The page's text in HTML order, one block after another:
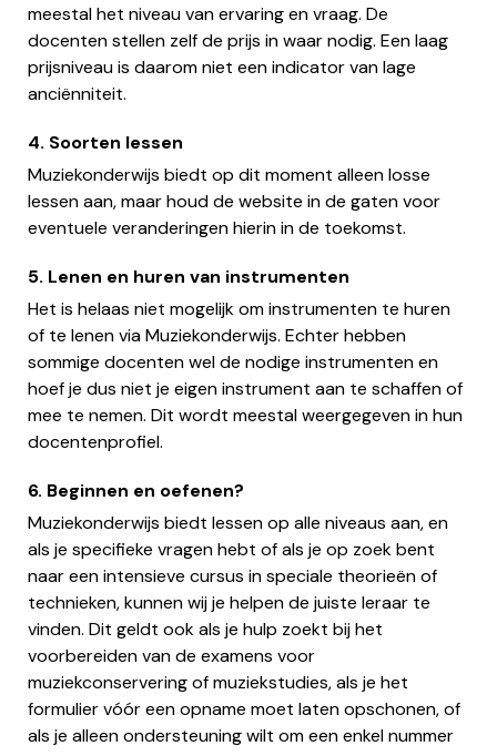
meestal het niveau van ervaring en vraag. De
docenten stellen zelf de prijs in waar nodig. Een laag
prijsniveau is daarom niet een indicator van lage
anciënniteit.
4. Soorten lessen
Muziekonderwijs biedt op dit moment alleen losse
lessen aan, maar houd de website in de gaten voor
eventuele veranderingen hierin in de toekomst.
5. Lenen en huren van instrumenten
Het is helaas niet mogelijk om instrumenten te huren
of te lenen via Muziekonderwijs. Echter hebben
sommige docenten wel de nodige instrumenten en
hoef je dus niet je eigen instrument aan te schaffen of
mee te nemen. Dit wordt meestal weergegeven in hun
docentenprofiel.
6. Beginnen en oefenen?
Muziekonderwijs biedt lessen op alle niveaus aan, en
als je specifieke vragen hebt of als je op zoek bent
naar een intensieve cursus in speciale theorieën of
technieken, kunnen wij je helpen de juiste leraar te
vinden. Dit geldt ook als je hulp zoekt bij het
voorbereiden van de examens voor
muziekconservering of muziekstudies, als je het
formulier vóór een opname moet laten opschonen, of
als je alleen ondersteuning wilt om een enkel nummer